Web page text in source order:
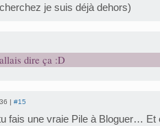
je suis déjà dehors)
dire ça :D
| #15
fais une vraie Pile à Bloguer… Et